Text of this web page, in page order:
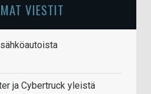
VIESTIT
ja Cybertruck yleistä